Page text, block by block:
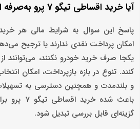
آیا خرید اقساطی تیگو 7 پرو به‌صرفه است؟
پاسخ این سوال به شرایط مالی هر
امکان پرداخت نقدی ندارند یا ترجیح
یکجا صرف خرید خودرو نکنند، می‌توانند
کنند. تنوع در بازه بازپرداخت، امکان
باعث شده
گزینه‌ای قابل بررسی تبدیل شود.